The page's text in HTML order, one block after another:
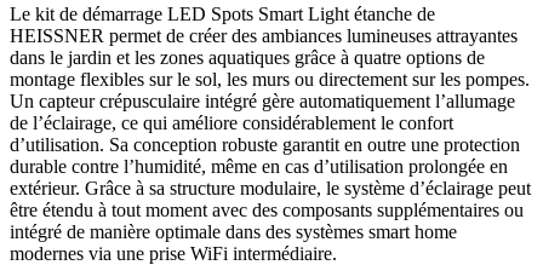
Le kit de démarrage LED Spots Smart Light étanche de
HEISSNER permet de créer des ambiances lumineuses attrayantes
dans le jardin et les zones aquatiques grâce à quatre options de
montage flexibles sur le sol, les murs ou directement sur les pompes.
Un capteur crépusculaire intégré gère automatiquement l’allumage
de l’éclairage, ce qui améliore considérablement le confort
d’utilisation. Sa conception robuste garantit en outre une protection
durable contre l’humidité, même en cas d’utilisation prolongée en
extérieur. Grâce à sa structure modulaire, le système d’éclairage peut
être étendu à tout moment avec des composants supplémentaires ou
intégré de manière optimale dans des systèmes smart home
modernes via une prise WiFi intermédiaire.